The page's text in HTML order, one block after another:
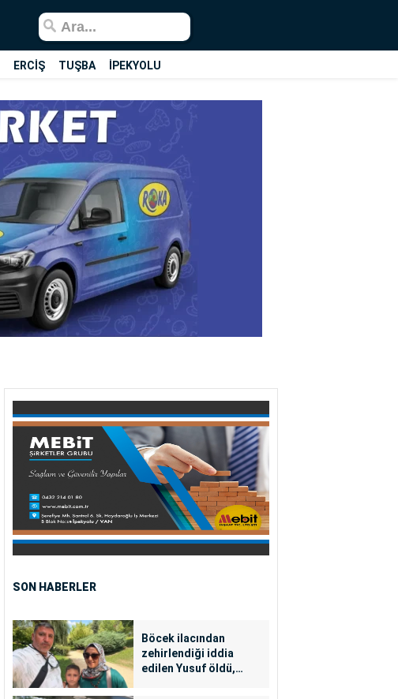
ERCİŞ TUŞBA İPEKYOLU
SON HABERLER
Böcek ilacından
zehirlendiği iddia
edilen Yusuf öldü,